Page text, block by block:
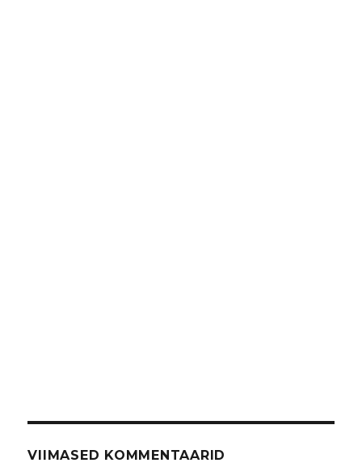
VIIMASED KOMMENTAARID